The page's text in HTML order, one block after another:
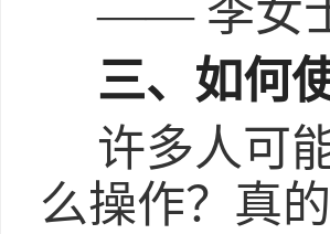
—— 李女
三、如何
许多人可
么操作？真